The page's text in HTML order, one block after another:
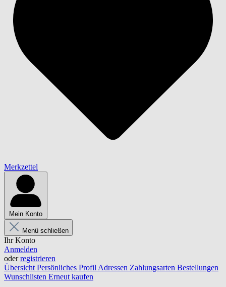
Merkzettel
Mein Konto
Menü schließen
Ihr Konto
Anmelden
oderregistrieren
Übersicht Persönliches Profil Adressen Zahlungsarten Bestellungen
Wunschlisten Erneut kaufen